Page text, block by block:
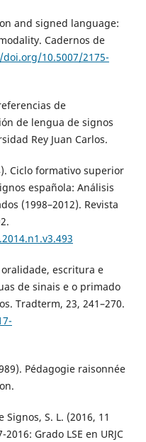
and signed language:
Cadernos de
10.5007/2175-
de
de lengua de signos
Rey Juan Carlos.
Ciclo formativo superior
española: Análisis
(1998–2012). Revista
oralidade, escritura e
de sinais e o primado
Tradterm, 23, 241–270.
Pédagogie raisonnée
S. L. (2016, 11
Grado LSE en URJC